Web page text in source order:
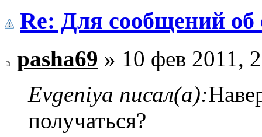
Re: Для сообщений
pasha69 » 10 фев 2011,
Evgeniya писал(а):
получаться?